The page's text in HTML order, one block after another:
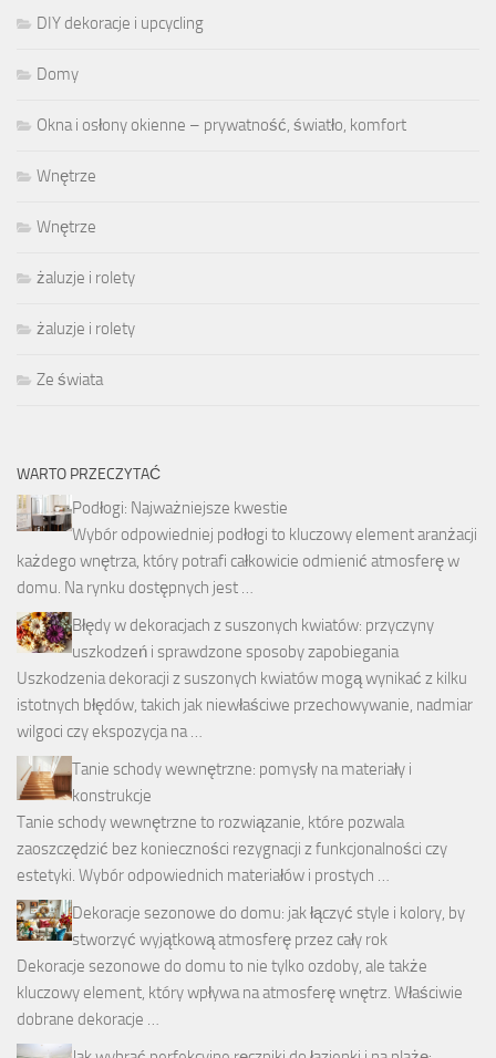
DIY dekoracje i upcycling
Domy
Okna i osłony okienne – prywatność, światło, komfort
Wnętrze
Wnętrze
żaluzje i rolety
żaluzje i rolety
Ze świata
WARTO PRZECZYTAĆ
Podłogi: Najważniejsze kwestie
Wybór odpowiedniej podłogi to kluczowy element aranżacji
każdego wnętrza, który potrafi całkowicie odmienić atmosferę w
domu. Na rynku dostępnych jest …
Błędy w dekoracjach z suszonych kwiatów: przyczyny
uszkodzeń i sprawdzone sposoby zapobiegania
Uszkodzenia dekoracji z suszonych kwiatów mogą wynikać z kilku
istotnych błędów, takich jak niewłaściwe przechowywanie, nadmiar
wilgoci czy ekspozycja na …
Tanie schody wewnętrzne: pomysły na materiały i
konstrukcje
Tanie schody wewnętrzne to rozwiązanie, które pozwala
zaoszczędzić bez konieczności rezygnacji z funkcjonalności czy
estetyki. Wybór odpowiednich materiałów i prostych …
Dekoracje sezonowe do domu: jak łączyć style i kolory, by
stworzyć wyjątkową atmosferę przez cały rok
Dekoracje sezonowe do domu to nie tylko ozdoby, ale także
kluczowy element, który wpływa na atmosferę wnętrz. Właściwie
dobrane dekoracje …